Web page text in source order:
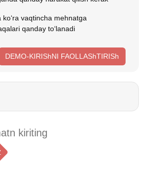
vaqtincha mehnatga
qanday toʻlanadi
DEMO-KIRIShNI FAOLLAShTIRISh